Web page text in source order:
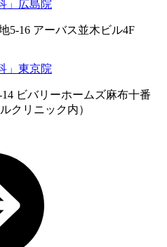
」広島院
5-16 アーバス並木ビル4F
」東京院
ビバリーホームズ麻布十番
クリニック内）